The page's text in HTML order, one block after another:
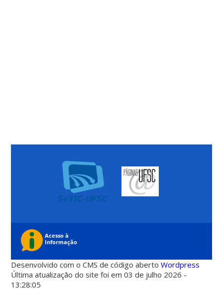
Desenvolvido com o CMS de código abertoWordpress
Última atualização do site foi em 03 de julho 2026 -
13:28:05